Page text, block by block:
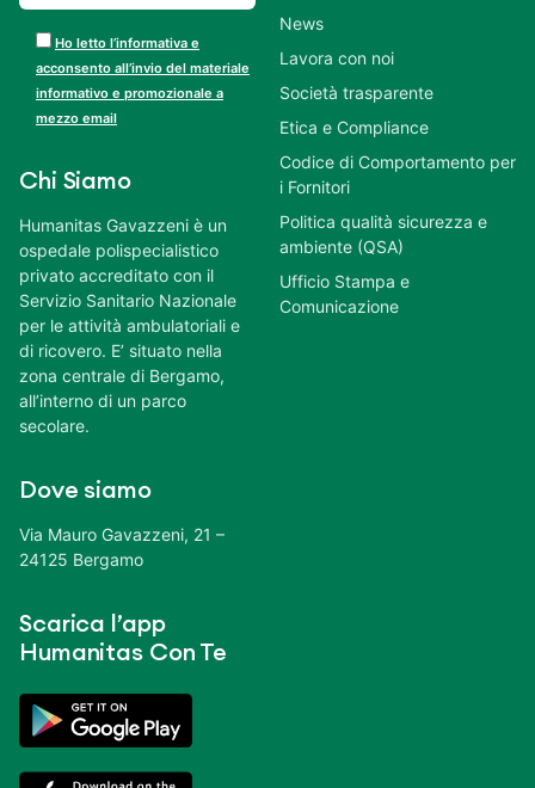
Ho letto l’informativa e
acconsento all’invio del materiale
informativo e promozionale a
mezzo email
Chi Siamo
Humanitas Gavazzeni è un
ospedale polispecialistico
privato accreditato con il
Servizio Sanitario Nazionale
per le attività ambulatoriali e
di ricovero. E’ situato nella
zona centrale di Bergamo,
all’interno di un parco
secolare.
Dove siamo
Via Mauro Gavazzeni, 21 –
24125 Bergamo
Scarica l’app
Humanitas Con Te
News
Lavora con noi
Società trasparente
Etica e Compliance
Codice di Comportamento per
i Fornitori
Politica qualità sicurezza e
ambiente (QSA)
Ufficio Stampa e
Comunicazione